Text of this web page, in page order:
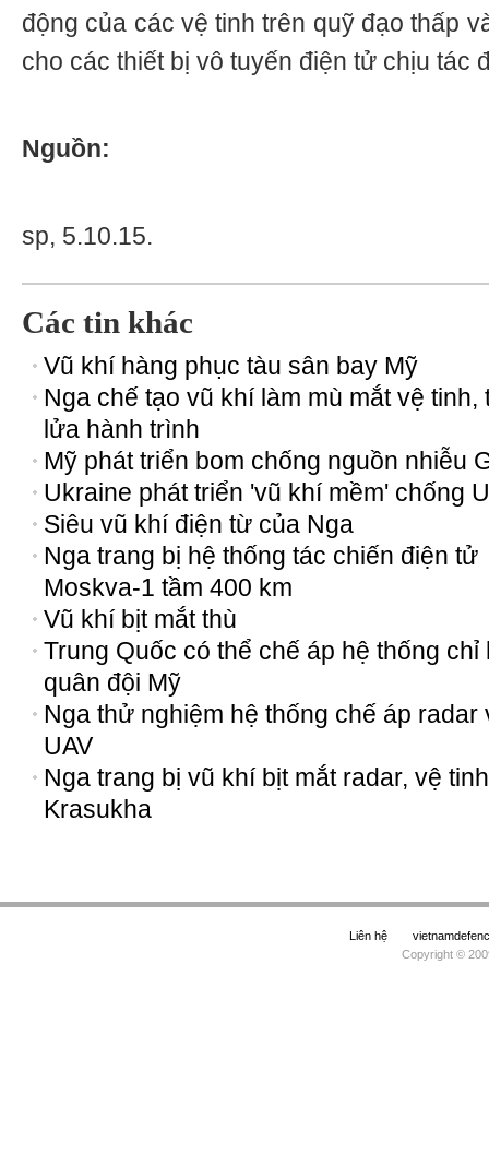
động của các vệ tinh trên quỹ đạo thấp
cho các thiết bị vô tuyến điện tử chịu tác
Nguồn:
sp, 5.10.15.
Các tin khác
Vũ khí hàng phục tàu sân bay Mỹ
Nga chế tạo vũ khí làm mù mắt vệ tinh,
lửa hành trình
Mỹ phát triển bom chống nguồn nhiễu
Ukraine phát triển 'vũ khí mềm' chống
Siêu vũ khí điện từ của Nga
Nga trang bị hệ thống tác chiến điện tử
Moskva-1 tầm 400 km
Vũ khí bịt mắt thù
Trung Quốc có thể chế áp hệ thống chỉ
quân đội Mỹ
Nga thử nghiệm hệ thống chế áp radar
UAV
Nga trang bị vũ khí bịt mắt radar, vệ tinh
Krasukha
Liên hệ
Copyright ©